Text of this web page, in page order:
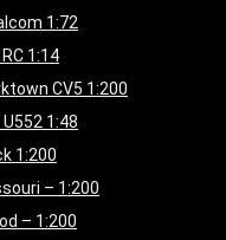
1:72
1:14
CV5 1:200
1:48
1:200
– 1:200
– 1:200